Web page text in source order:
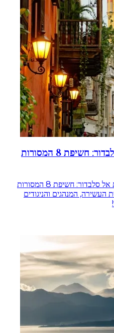
תרבות גואטמלה לעומת אל סלבדור: חשיפת 8 המסורות
גלו את התרבות של גואטמלה לעומת אל סלבדור: חשיפת 8 המסורות
המנהגים והניגודים